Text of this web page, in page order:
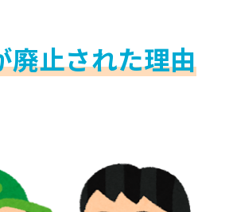
廃止された理由